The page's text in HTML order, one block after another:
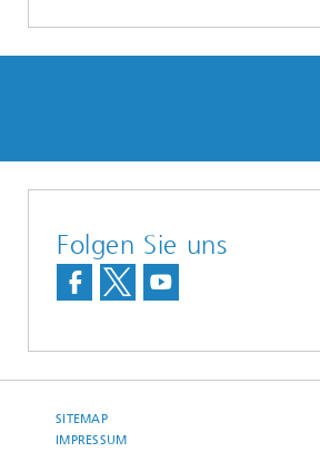
Folgen Sie uns
SITEMAP
IMPRESSUM